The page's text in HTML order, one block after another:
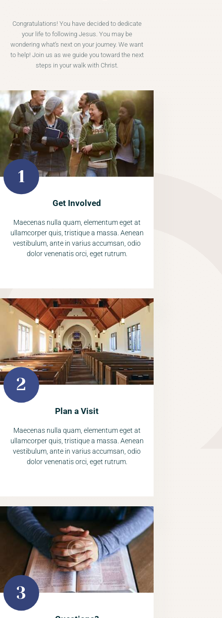
Congratulations! You have decided to dedicate
your life to following Jesus. You may be
wondering what’s next on your journey. We want
to help! Join us as we guide you toward the next
steps in your walk with Christ.
Get Involved
Maecenas nulla quam, elementum eget at
ullamcorper quis, tristique a massa. Aenean
vestibulum, ante in varius accumsan, odio
dolor venenatis orci, eget rutrum.
Plan a Visit
Maecenas nulla quam, elementum eget at
ullamcorper quis, tristique a massa. Aenean
vestibulum, ante in varius accumsan, odio
dolor venenatis orci, eget rutrum.